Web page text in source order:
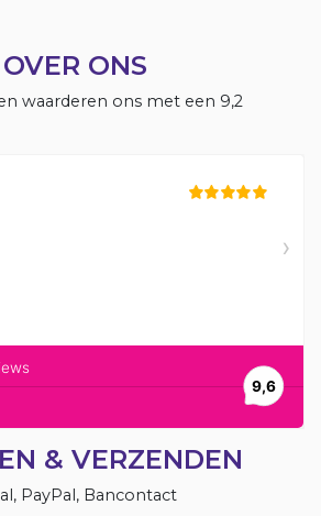
OVER ONS
waarderen ons met een 9,2
& VERZENDEN
PayPal, Bancontact